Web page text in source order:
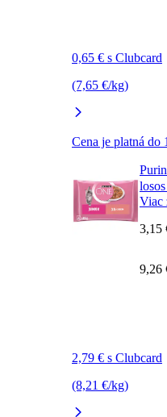
0,65 € s Clubcard
(7,65 €/kg)
Cena je platná do
Viac
2,79 € s Clubcard
(8,21 €/kg)
3,15
9,26